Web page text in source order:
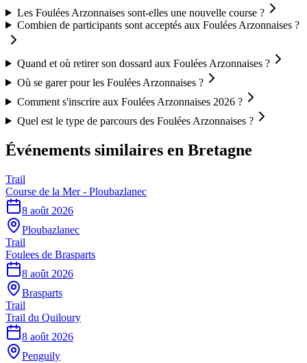
Les Foulées Arzonnaises sont-elles une nouvelle course ?
Combien de participants sont acceptés aux Foulées Arzonnaises ?
Quand et où retirer son dossard aux Foulées Arzonnaises ?
Où se garer pour les Foulées Arzonnaises ?
Comment s'inscrire aux Foulées Arzonnaises 2026 ?
Quel est le type de parcours des Foulées Arzonnaises ?
Événements similaires en Bretagne
Trail
Course de la Mer - Ploubazlanec
8 août 2026
Ploubazlanec
Trail
Foulees de Brasparts
8 août 2026
Brasparts
Trail
Trail du Quiloury
8 août 2026
Penguily